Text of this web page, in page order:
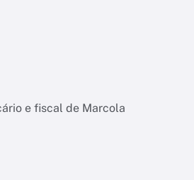
e fiscal de Marcola